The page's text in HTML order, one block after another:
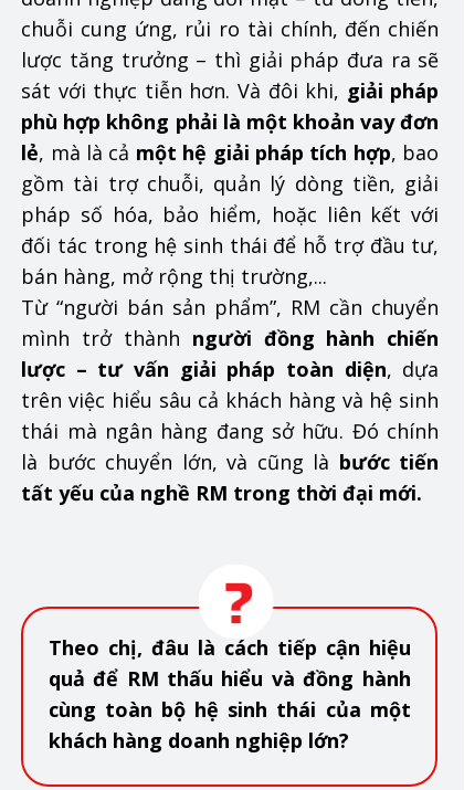
chuỗi cung ứng, rủi ro tài chính, đến chiến
lược tăng trưởng – thì giải pháp đưa ra sẽ
sát với thực tiễn hơn. Và đôi khi, giải pháp
phù hợp không phải là một khoản vay đơn
lẻ, mà là cả một hệ giải pháp tích hợp, bao
gồm tài trợ chuỗi, quản lý dòng tiền, giải
pháp số hóa, bảo hiểm, hoặc liên kết với
đối tác trong hệ sinh thái để hỗ trợ đầu tư,
bán hàng, mở rộng thị trường,...
Từ “người bán sản phẩm”, RM cần chuyển
mình trở thành người đồng hành chiến
lược – tư vấn giải pháp toàn diện, dựa
trên việc hiểu sâu cả khách hàng và hệ sinh
thái mà ngân hàng đang sở hữu. Đó chính
là bước chuyển lớn, và cũng là bước tiến
tất yếu của nghề RM trong thời đại mới.
Theo chị, đâu là cách tiếp cận hiệu
quả để RM thấu hiểu và đồng hành
cùng toàn bộ hệ sinh thái của một
khách hàng doanh nghiệp lớn?